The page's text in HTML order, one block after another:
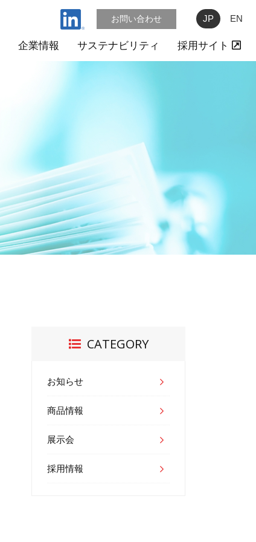
お問い合わせ JP EN
企業情報 サステナビリティ 採用サイト
CATEGORY
お知らせ
商品情報
展示会
採用情報